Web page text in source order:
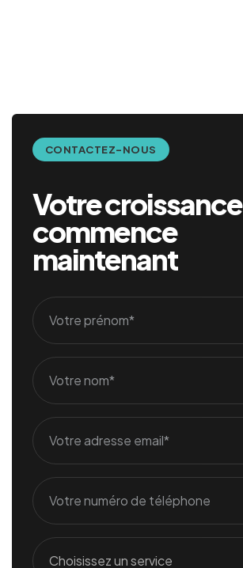
CONTACTEZ-NOUS
Votre croissance
commence
maintenant